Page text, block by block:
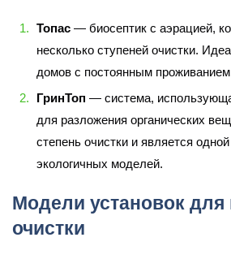
Топас — биосептик с аэрацией,
несколько ступеней очистки.
домов с постоянным
ГринТоп — система,
для разложения органических
степень очистки и является
экологичных моделей.
Модели установок для
очистки